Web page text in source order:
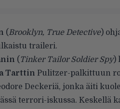
(Brooklyn, True Detective)
traileri.
( Tinker Tailor Soldier Spy)
Tarttin Pulitzer-palkittuun
Deckeriä, jonka äiti
terrori-iskussa. Keskellä